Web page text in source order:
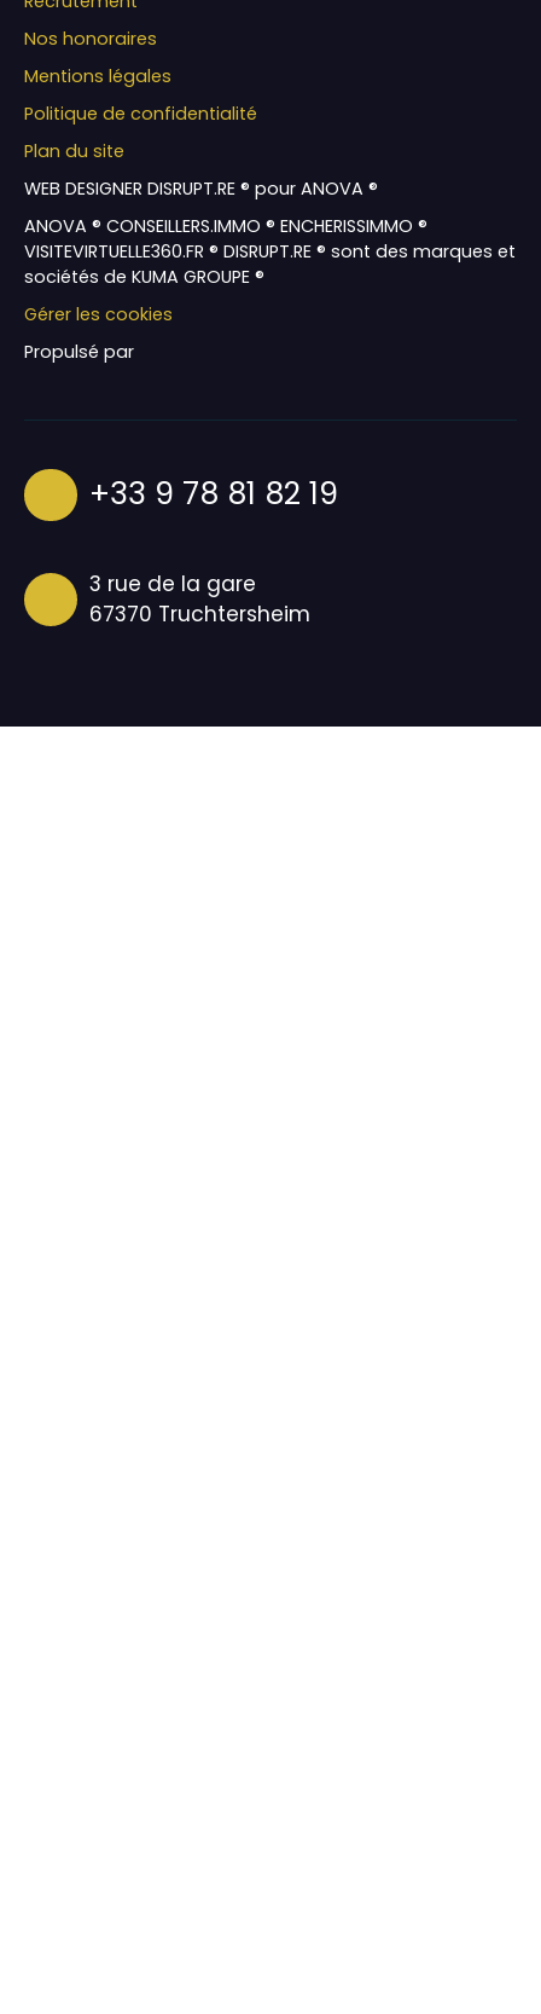
Nos honoraires
Mentions légales
Politique de confidentialité
Plan du site
WEB DESIGNER DISRUPT.RE ® pour ANOVA ®
ANOVA ® CONSEILLERS.IMMO ® ENCHERISSIMMO ®
VISITEVIRTUELLE360.FR ® DISRUPT.RE ® sont des marques et
sociétés de KUMA GROUPE ®
Gérer les cookies
Propulsé par
+33 9 78 81 82 19
3 rue de la gare
67370 Truchtersheim